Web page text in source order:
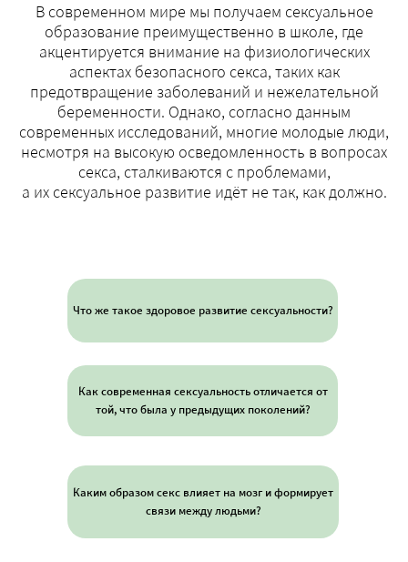
В современном мире мы получаем сексуальное
образование преимущественно в школе, где
акцентируется внимание на физиологических
аспектах безопасного секса, таких как
предотвращение заболеваний и нежелательной
беременности. Однако, согласно данным
современных исследований, многие молодые люди,
несмотря на высокую осведомленность в вопросах
секса, сталкиваются с проблемами,
а их сексуальное развитие идёт не так, как должно.
Что же такое здоровое развитие сексуальности?
Как современная сексуальность отличается от
той, что была у предыдущих поколений?
Каким образом секс влияет на мозг и формирует
связи между людьми?